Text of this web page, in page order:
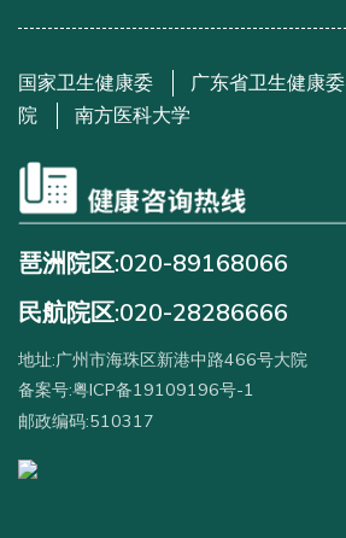
国家卫生健康委 广东省卫生健康委
院
南方医科大学
琶洲院区:020-89168066
民航院区:020-28286666
地址:广州市海珠区新港中路466号大院
备案号:粤ICP备19109196号-1
邮政编码:510317